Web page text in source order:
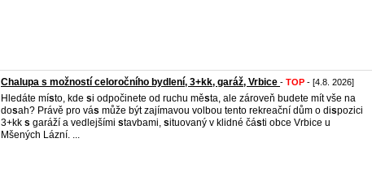
Chalupa s možností celoročního bydlení, 3+kk, garáž, Vrbice - TOP - [4.8. 2026]
Hledáte místo, kde si odpočinete od ruchu města, ale zároveň budete mít vše na
dosah? Právě pro vás může být zajímavou volbou tento rekreační dům o dispozici
3+kk s garáží a vedlejšími stavbami, situovaný v klidné části obce Vrbice u
Mšených Lázní. ...